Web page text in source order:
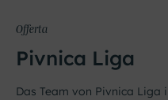
Offerta
Pivnica Liga
Das Team von Pivnica Liga